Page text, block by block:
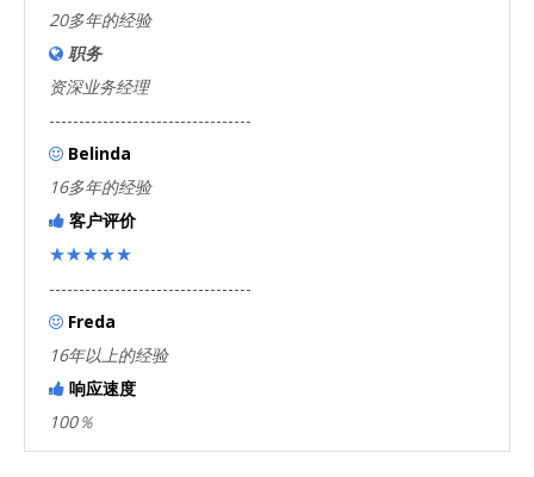
20多年的经验
 职务
资深业务经理
----------------------------------
 Belinda
16多年的经验
 客户评价
★★★★★
----------------------------------
 Freda
16年以上的经验
 响应速度
100％